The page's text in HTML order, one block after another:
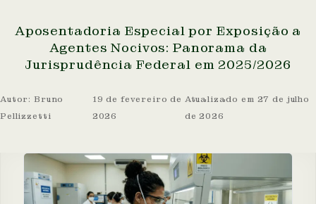
Aposentadoria Especial por Exposição a
Agentes Nocivos: Panorama da
Jurisprudência Federal em 2025/2026
Autor: Bruno
Pellizzetti
19 de fevereiro de
2026
Atualizado em 27 de julho
de 2026